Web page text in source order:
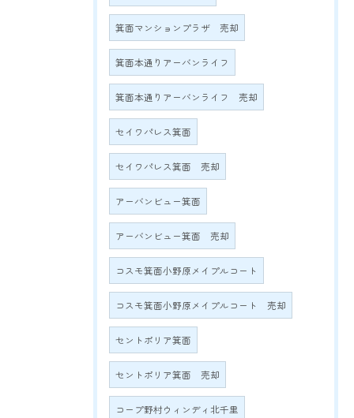
箕面マンションプラザ 売却
箕面本通りアーバンライフ
箕面本通りアーバンライフ 売却
セイワパレス箕面
セイワパレス箕面 売却
アーバンビュー箕面
アーバンビュー箕面 売却
コスモ箕面小野原メイプルコート
コスモ箕面小野原メイプルコート 売却
セントポリア箕面
セントポリア箕面 売却
コープ野村ウィンディ北千里